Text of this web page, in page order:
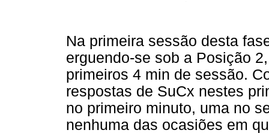
Na primeira sessão desta
erguendo-se sob a Posição
primeiros 4 min de sessão.
respostas de SuCx nestes
no primeiro minuto, uma no
nenhuma das ocasiões em